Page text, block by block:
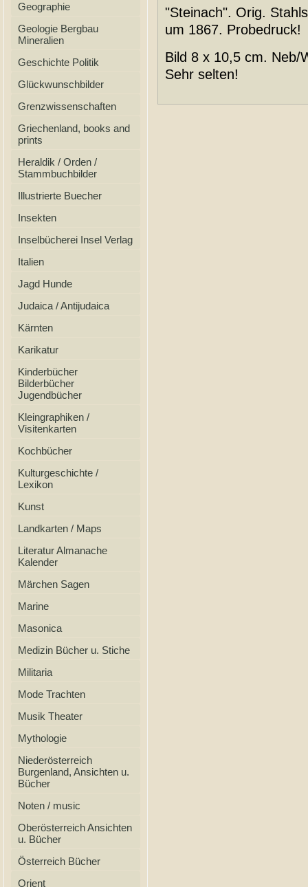
Geographie
Geologie Bergbau
Mineralien
Geschichte Politik
Glückwunschbilder
Grenzwissenschaften
Griechenland, books and
prints
Heraldik / Orden /
Stammbuchbilder
Illustrierte Buecher
Insekten
Inselbücherei Insel Verlag
Italien
Jagd Hunde
Judaica / Antijudaica
Kärnten
Karikatur
Kinderbücher
Bilderbücher
Jugendbücher
Kleingraphiken /
Visitenkarten
Kochbücher
Kulturgeschichte /
Lexikon
Kunst
Landkarten / Maps
Literatur Almanache
Kalender
Märchen Sagen
Marine
Masonica
Medizin Bücher u. Stiche
Militaria
Mode Trachten
Musik Theater
Mythologie
Niederösterreich
Burgenland, Ansichten u.
Bücher
Noten / music
Oberösterreich Ansichten
u. Bücher
Österreich Bücher
Orient
"Steinach". Orig.
um 1867. Probedruck!
Bild 8 x 10,5 cm. Neb/
Sehr selten!